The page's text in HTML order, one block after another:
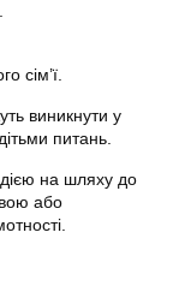
сім’ї.
виникнути у
питань.
на шляху до
або